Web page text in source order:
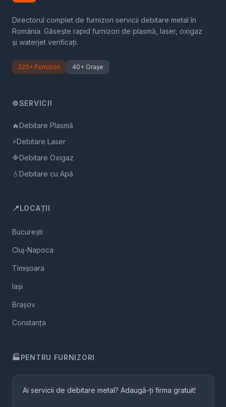
Directorul complet de furnizori servicii debitare metal în
România. Găsește rapid furnizori de plasmă, laser, oxigaz
și waterjet verificați.
220+ Furnizori 40+ Orașe
⚙️SERVICII
🔥Debitare Plasmă
⚡Debitare Laser
🔷Debitare Oxigaz
💧 Debitare cu Apă
📍LOCAȚII
București
Cluj-Napoca
Timișoara
Iași
Brașov
Constanța
🏭PENTRU FURNIZORI
Ai servicii de debitare metal? Adaugă-ți firma gratuit!